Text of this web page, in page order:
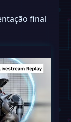
final